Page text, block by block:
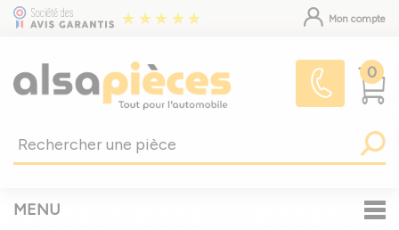
Mon compte
0
MENU